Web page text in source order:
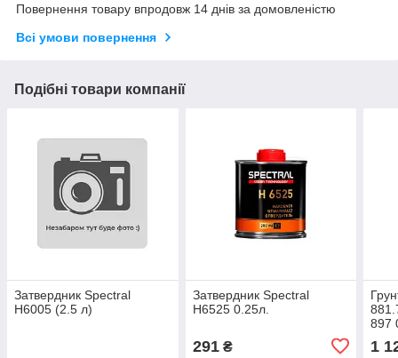
Повернення товару впродовж 14 днів за домовленістю
Всі умови повернення
Подібні товари компанії
Затвердник Spectral
H6005 (2.5 л)
Затвердник Spectral
H6525 0.25л.
291₴
897
1